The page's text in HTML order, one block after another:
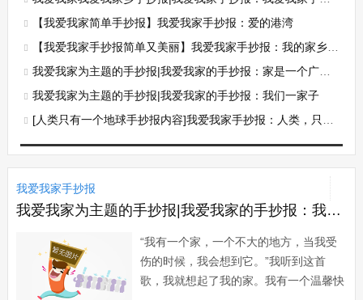
【我爱我家简单手抄报】我爱我家手抄报：爱的港湾
【我爱我家手抄报简单又美丽】我爱我家手抄报：我的家乡最美丽
我爱我家为主题的手抄报|我爱我家的手抄报：家是一个广播站
我爱我家为主题的手抄报|我爱我家的手抄报：我们一家子
[人类只有一个地球手抄报内容]我爱我家手抄报：人类，只有一个地球
我爱我家手抄报
我爱我家为主题的手抄报|我爱我家的手抄报：我们一家子
“我有一个家，一个不大的地方，当我受
伤的时候，我会想到它。”我听到这首
歌，我就想起了我的家。我有一个温馨快